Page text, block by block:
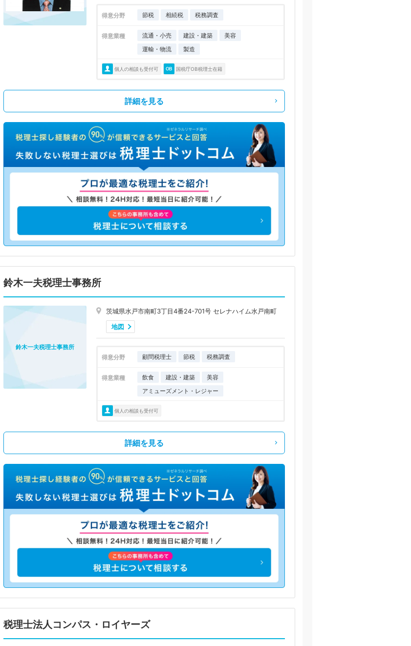
得意分野 節税 相続税 税務調査
得意業種 流通・小売 建設・建築
美容
運輸・物流
製造
個人の相談も受付可 国税庁OB税理士在籍
詳細を見る
鈴木一夫税理士事務所
茨城県水戸市南町3丁目4番24-701号 セレナハイム水戸南町
地図
得意分野 顧問税理士 節税 税務調査
得意業種 飲食 建設・建築
美容
アミューズメント・レジャー
個人の相談も受付可
鈴木一夫税理士事務所
詳細を見る
税理士法人コンパス・ロイヤーズ